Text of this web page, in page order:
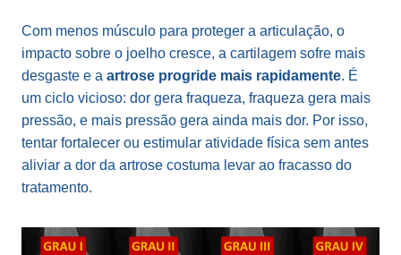
Com menos músculo para proteger a articulação, o
impacto sobre o joelho cresce, a cartilagem sofre mais
desgaste e a artrose progride mais rapidamente. É
um ciclo vicioso: dor gera fraqueza, fraqueza gera mais
pressão, e mais pressão gera ainda mais dor. Por isso,
tentar fortalecer ou estimular atividade física sem antes
aliviar a dor da artrose costuma levar ao fracasso do
tratamento.